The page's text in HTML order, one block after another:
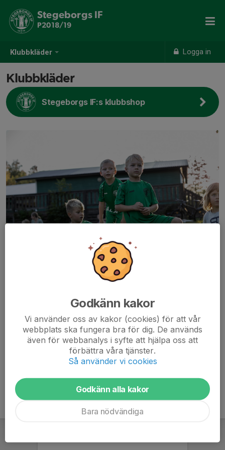
Klubbkläder Logga in
Stegeborgs IF
P2018/19
Klubbkläder
Stegeborgs IF:s klubbshop
Vid frågor ang kläder, kontakta Emil Södling
Godkänn kakor
Vi använder oss av kakor (cookies) för att vår
webbplats ska fungera bra för dig. De används
även för webbanalys i syfte att hjälpa oss att
förbättra våra tjänster.
Så använder vi cookies
Godkänn alla kakor
Bara nödvändiga